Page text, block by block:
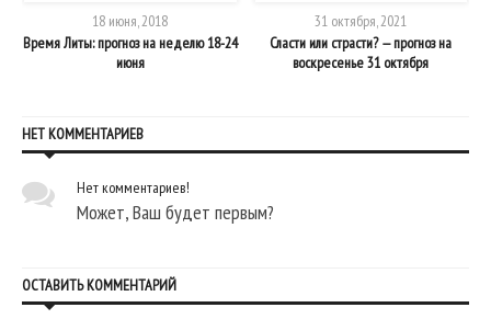
18 июня, 2018
Время Литы: прогноз на неделю 18-24
июня
31 октября, 2021
Сласти или страсти? — прогноз на
воскресенье 31 октября
НЕТ КОММЕНТАРИЕВ
Нет комментариев!
Может, Ваш будет первым?
ОСТАВИТЬ КОММЕНТАРИЙ